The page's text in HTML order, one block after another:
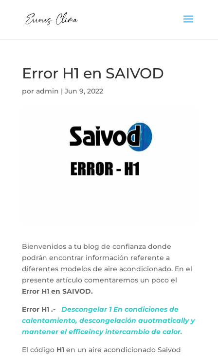
Error H1 en SAIVOD
por admin | Jun 9, 2022
Bienvenidos a tu blog de confianza donde
podrán encontrar información referente a
diferentes modelos de aire acondicionado. En el
presente artículo comentaremos un poco el
Error H1 en SAIVOD.
Error H1 .- Descongelar 1 En condiciones de
calentamiento, descongelación auotmatically y
mantener el efficeincy intercambio de calor.
El código H1en un aire acondicionado Saivod